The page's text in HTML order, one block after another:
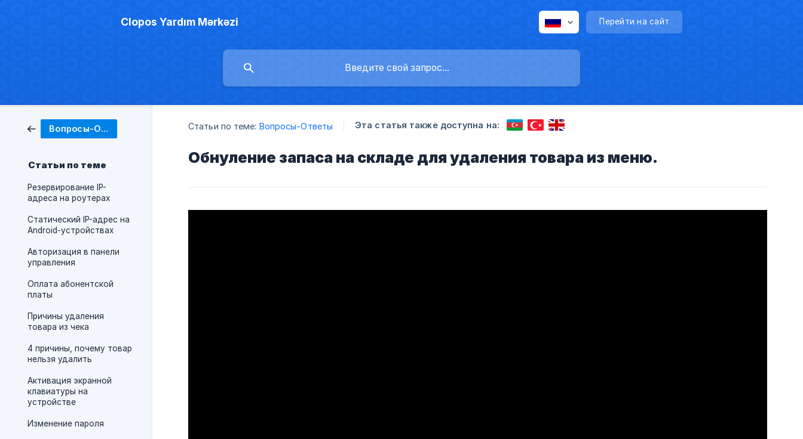
Clopos Yardım Mərkəzi Перейти на сайт
Вопросы-Ответы
Статьи по теме
Резервирование IP-
адреса на роутерах
Статический IP-адрес на
Android-устройствах
Авторизация в панели
управления
Оплата абонентской
платы
Причины удаления
товара из чека
4 причины, почему товар
нельзя удалить
Активация экранной
клавиатуры на
устройстве
Изменение пароля
Статьи по теме: Вопросы-Ответы Эта статья также доступна на:
Обнуление запаса на складе для удаления товара из меню.